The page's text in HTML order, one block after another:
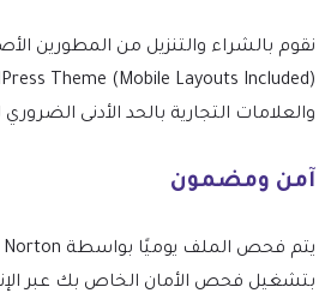
والعلامات التجارية بالحد الأدنى
آمن ومضمون
بتشغيل فحص الأمان الخاص بك عبر